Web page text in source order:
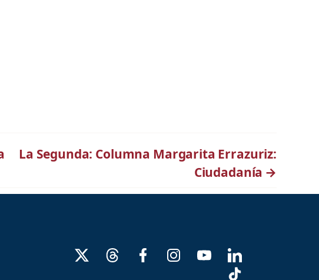
La Segunda: Columna Margarita Errazuriz:
Ciudadanía →